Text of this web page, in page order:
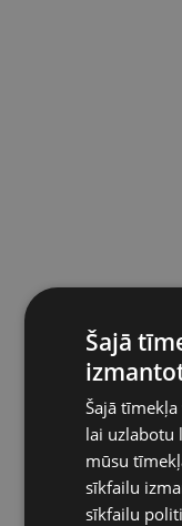
Šajā
Šajā
lai uzlabotu
mūsu
sīkfailu
sīkfailu